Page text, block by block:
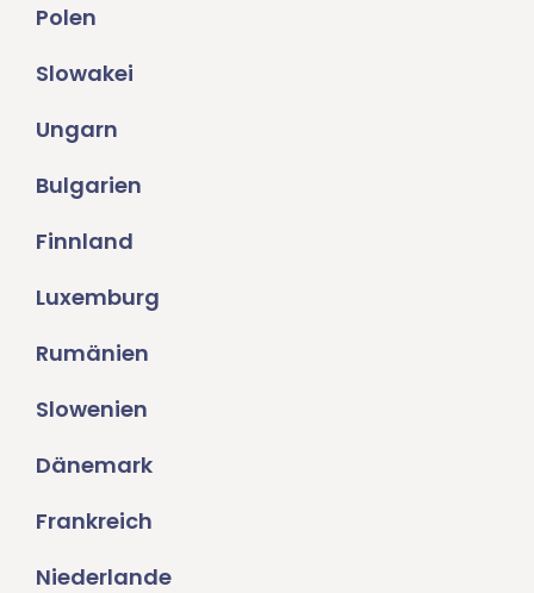
Polen
Slowakei
Ungarn
Bulgarien
Finnland
Luxemburg
Rumänien
Slowenien
Dänemark
Frankreich
Niederlande